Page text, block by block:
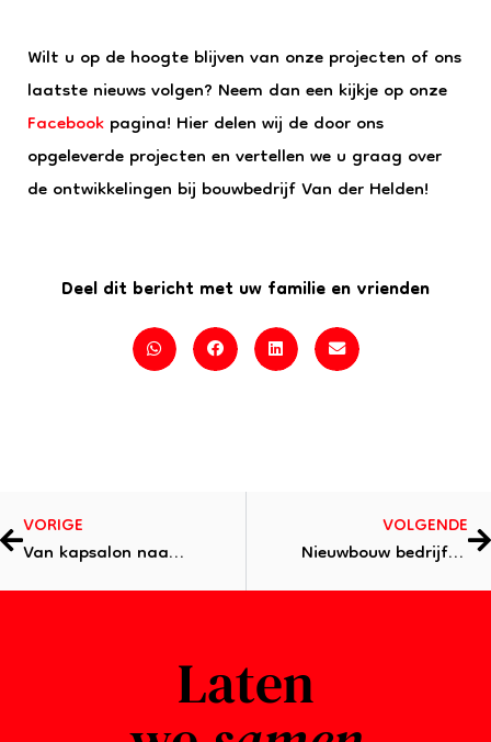
Wilt u op de hoogte blijven van onze projecten of ons
laatste nieuws volgen? Neem dan een kijkje op onze
Facebookpagina! Hier delen wij de door ons
opgeleverde projecten en vertellen we u graag over
de ontwikkelingen bij bouwbedrijf Van der Helden!
Deel dit bericht met uw familie en vrienden
VORIGE
Van kapsalon naar apotheek Dodewaard
VOLGENDE
Nieuwbouw bedrijfspand-kantoor Buren
Laten